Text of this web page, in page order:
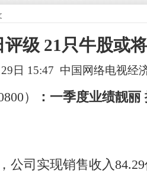
评级 21只牛股或
29日 15:47 中国网络电视经
）
：一季度业绩靓丽
司实现销售收入84.29